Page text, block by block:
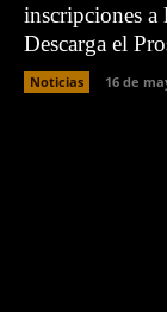
inscripciones a
Descarga el
Noticias 16 de